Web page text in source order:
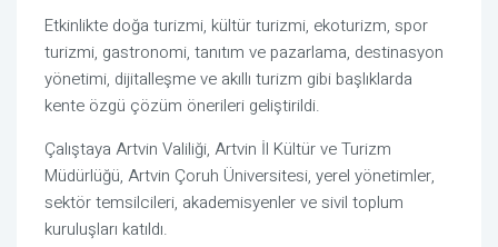
Etkinlikte doğa turizmi, kültür turizmi, ekoturizm, spor
turizmi, gastronomi, tanıtım ve pazarlama, destinasyon
yönetimi, dijitalleşme ve akıllı turizm gibi başlıklarda
kente özgü çözüm önerileri geliştirildi.
Çalıştaya Artvin Valiliği, Artvin İl Kültür ve Turizm
Müdürlüğü, Artvin Çoruh Üniversitesi, yerel yönetimler,
sektör temsilcileri, akademisyenler ve sivil toplum
kuruluşları katıldı.